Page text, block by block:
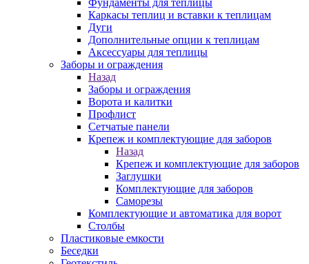
Фундаменты для теплицы
Каркасы теплиц и вставки к теплицам
Дуги
Дополнительные опции к теплицам
Аксессуары для теплицы
Заборы и ограждения
Назад
Заборы и ограждения
Ворота и калитки
Профлист
Сетчатые панели
Крепеж и комплектующие для заборов
Назад
Крепеж и комплектующие для заборов
Заглушки
Комплектующие для заборов
Саморезы
Комплектующие и автоматика для ворот
Столбы
Пластиковые емкости
Беседки